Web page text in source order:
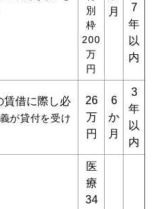
月
別
枠
200
万
円
7
年
以
内
賃借に際し必
が貸付を受け
26
万
円
6
か
月
3
年
以
内
医
療
34